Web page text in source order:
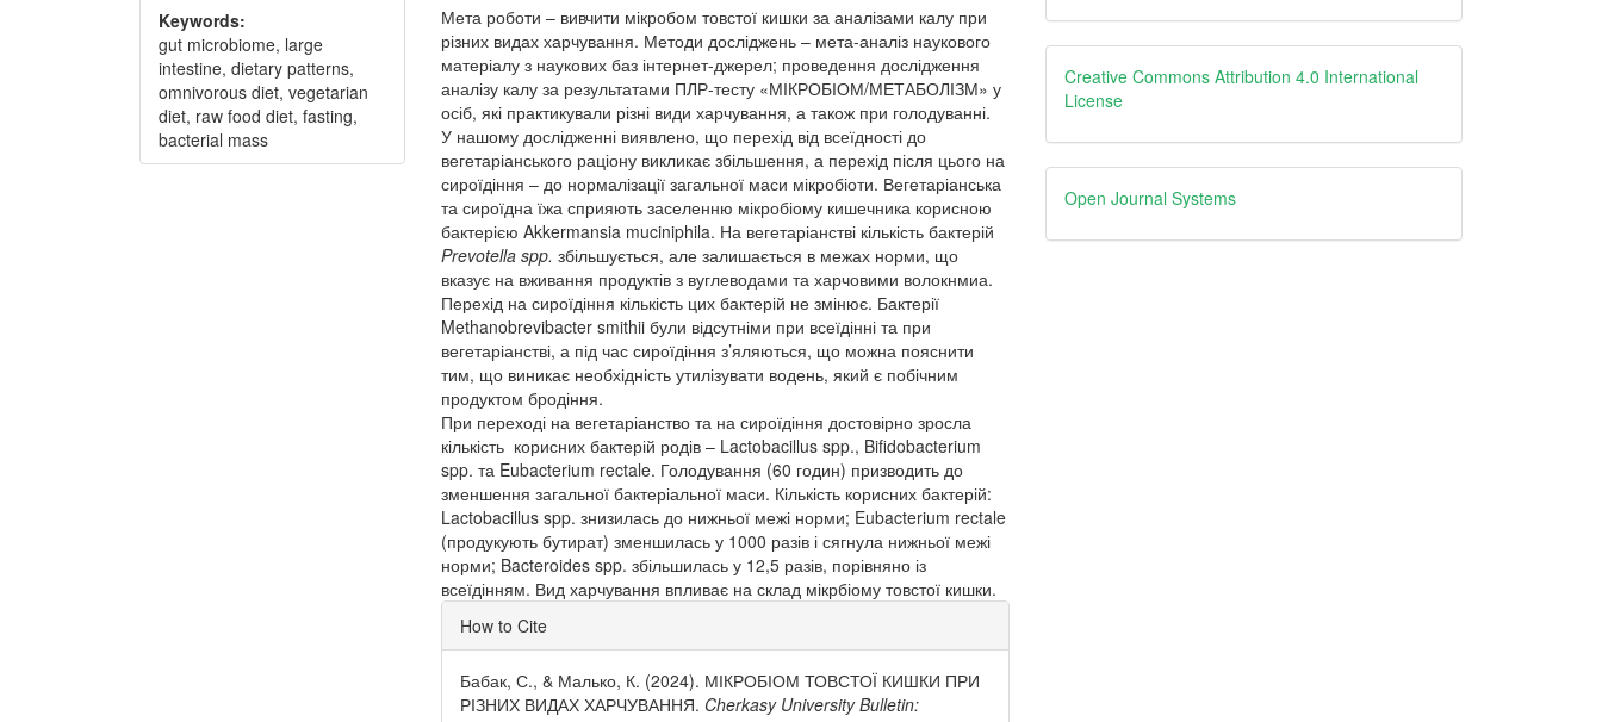
Keywords:
gut microbiome, large
intestine, dietary patterns,
omnivorous diet, vegetarian
diet, raw food diet, fasting,
bacterial mass
Мета роботи – вивчити мікробом товстої кишки за аналізами калу при
різних видах харчування. Методи досліджень – мета-аналіз наукового
матеріалу з наукових баз інтернет-джерел; проведення дослідження
аналізу калу за результатами ПЛР-тесту «МІКРОБІОМ/МЕТАБОЛІЗМ» у
осіб, які практикували різні види харчування, а також при голодуванні.
У нашому дослідженні виявлено, що перехід від всеїдності до
вегетаріанського раціону викликає збільшення, а перехід після цього на
сироїдіння – до нормалізації загальної маси мікробіоти. Вегетаріанська
та сироїдна їжа сприяють заселенню мікробіому кишечника корисною
бактерією Akkermansia muciniphila. На вегетаріанстві кількість бактерій
Prevotella spp. збільшується, але залишається в межах норми, що
вказує на вживання продуктів з вуглеводами та харчовими волокнмиа.
Перехід на сироїдіння кількість цих бактерій не змінює. Бактерії
Methanobrevibacter smithii були відсутніми при всеїдінні та при
вегетаріанстві, а під час сироїдіння з’яляються, що можна пояснити
тим, що виникає необхідність утилізувати водень, який є побічним
продуктом бродіння.
При переході на вегетаріанство та на сироїдіння достовірно зросла
кількість корисних бактерій родів – Lactobacillus spp., Bifidobacterium
spp. та Eubacterium rectale. Голодування (60 годин) призводить до
зменшення загальної бактеріальної маси. Кількість корисних бактерій:
Lactobacillus spp. знизилась до нижньої межі норми; Eubacterium rectale
(продукують бутират) зменшилась у 1000 разів і сягнула нижньої межі
норми; Bacteroides spp. збільшилась у 12,5 разів, порівняно із
всеїдінням. Вид харчування впливає на склад мікрбіому товстої кишки.
Article
Details
How to Cite
Бабак, С., & Малько, К. (2024). МІКРОБІОМ ТОВСТОЇ КИШКИ ПРИ
РІЗНИХ ВИДАХ ХАРЧУВАННЯ. Cherkasy University Bulletin:
Creative
Creative Commons Attribution 4.0 International
License
Open
Journal
Open Journal Systems